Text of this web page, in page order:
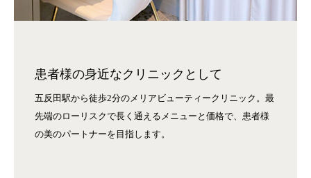
患者様の身近なクリニックとして
五反田駅から徒歩2分のメリアビューティークリニック。最
先端のローリスクで長く通えるメニューと価格で、患者様
の美のパートナーを目指します。